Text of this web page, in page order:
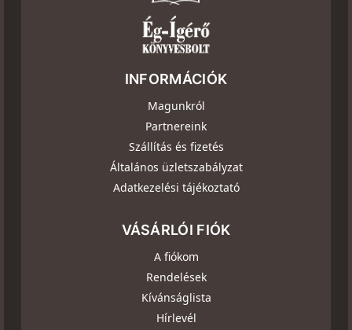
INFORMÁCIÓK
Magunkról
Partnereink
Szállítás és fizetés
Általános üzletszabályzat
Adatkezelési tájékoztató
VÁSÁRLÓI FIÓK
A fiókom
Rendelések
Kívánságlista
Hírlevél